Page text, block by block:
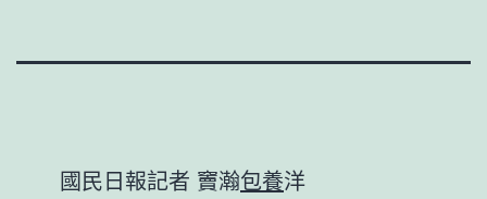
國民日報記者 竇瀚包養洋